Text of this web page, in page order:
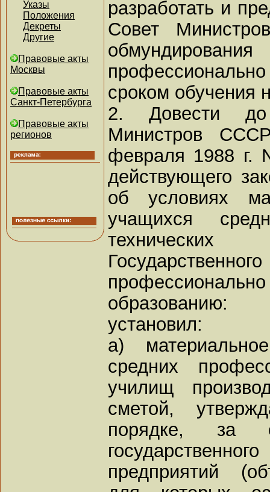
Указы
Положения
Декреты
Другие
Правовые акты
Москвы
Правовые акты
Санкт-Петербурга
Правовые акты
регионов
разработать и
Совет
сроком обучения
2. Довести
Министров
февраля 1988 г.
действующего
об условиях
учащихся
образованию:
установил:
а)
средних
училищ
сметой,
порядке, за
предприятий